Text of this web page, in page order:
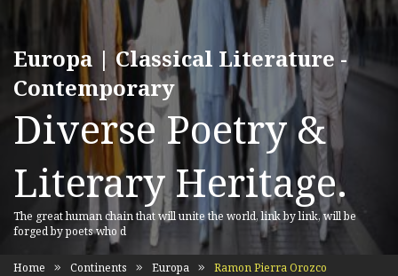
Europa | Classical Literature -
Contemporary
Diverse Poetry &
Literary Heritage.
The great human chain that will unite the world, link by link, will be
forged by poets who d
Home Continents Europa Ramon Pierra Orozco